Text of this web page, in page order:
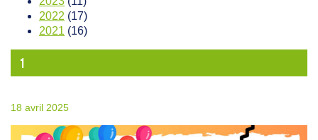
2022 (17)
2021 (16)
1
18 avril 2025